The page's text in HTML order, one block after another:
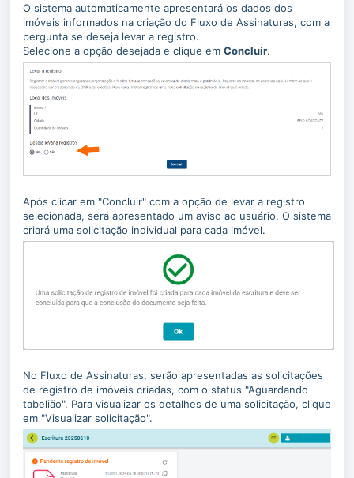
O sistema automaticamente apresentará os dados dos
imóveis informados na criação do Fluxo de Assinaturas, com a
pergunta se deseja levar a registro.
Selecione a opção desejada e clique em Concluir.
Após clicar em "Concluir" com a opção de levar a registro
selecionada, será apresentado um aviso ao usuário. O sistema
criará uma solicitação individual para cada imóvel.
No Fluxo de Assinaturas, serão apresentadas as solicitações
de registro de imóveis criadas, com o status "Aguardando
tabelião". Para visualizar os detalhes de uma solicitação, clique
em "Visualizar solicitação".